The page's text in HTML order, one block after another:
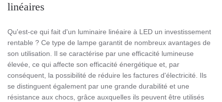
linéaires
Qu'est-ce qui fait d'un luminaire linéaire à LED un investissement
rentable ? Ce type de lampe garantit de nombreux avantages de
son utilisation. Il se caractérise par une efficacité lumineuse
élevée, ce qui affecte son efficacité énergétique et, par
conséquent, la possibilité de réduire les factures d'électricité. Ils
se distinguent également par une grande durabilité et une
résistance aux chocs, grâce auxquelles ils peuvent être utilisés